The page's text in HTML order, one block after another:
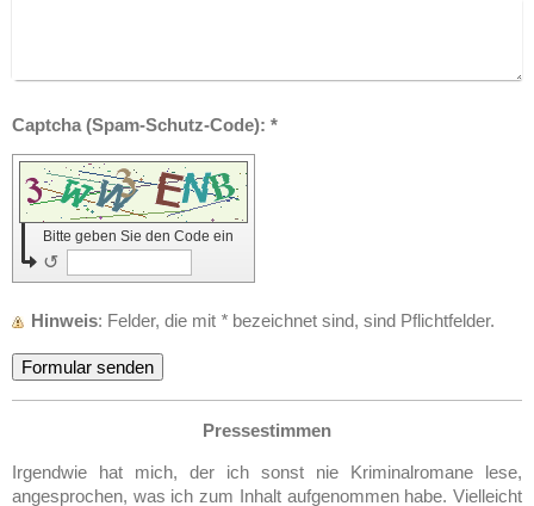
Captcha (Spam-Schutz-Code): *
Bitte geben Sie den Code ein
↺
Hinweis : Felder, die mit * bezeichnet sind, sind Pflichtfelder.
Pressestimmen
Irgendwie hat mich, der ich sonst nie Kriminalromane lese,
angesprochen, was ich zum Inhalt aufgenommen habe. Vielleicht